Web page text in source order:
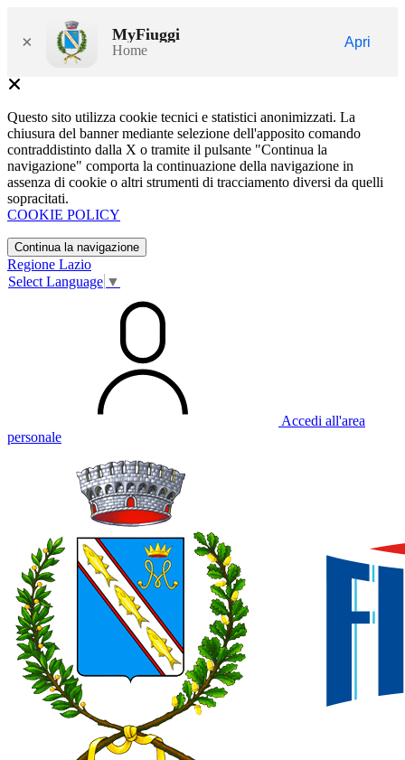
× MyFiuggi
Home
Apri
Questo sito utilizza cookie tecnici e statistici anonimizzati. La
chiusura del banner mediante selezione dell'apposito comando
contraddistinto dalla X o tramite il pulsante "Continua la
navigazione" comporta la continuazione della navigazione in
assenza di cookie o altri strumenti di tracciamento diversi da quelli
sopracitati.
COOKIE POLICY
Continua la navigazione
Regione Lazio
Select Language ▼
Accedi all'area
personale